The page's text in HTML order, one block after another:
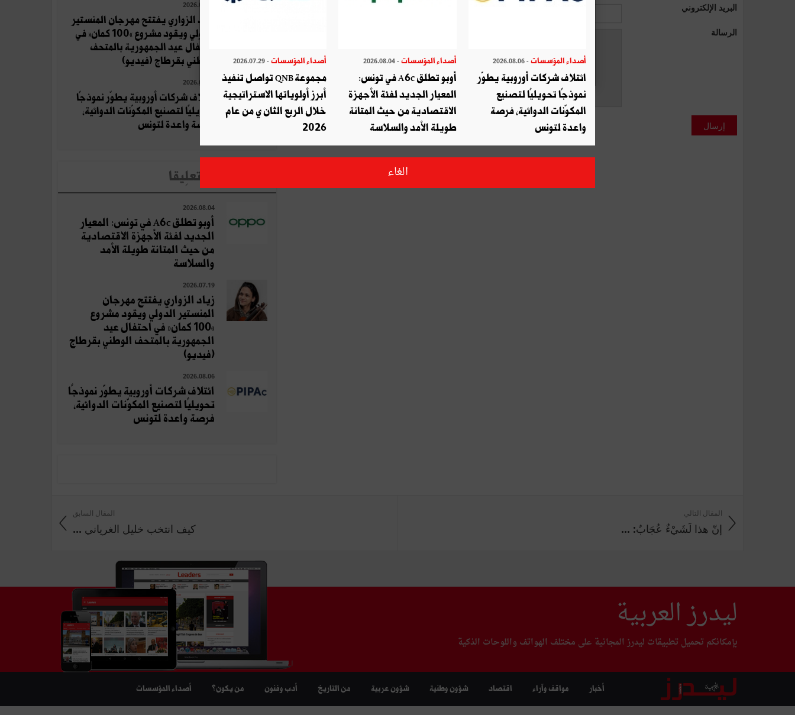
البريد الإلكتروني
الرسالة
إرسال
2026.07.19
زياد الزواري يفتتح مهرجان المنستير
الدولي ويقود مشروع «100 كمان» في
احتفال عيد الجمهورية بالمتحف
الوطني بقرطاج (فيديو)
2026.08.06
ائتلاف شركات أوروبية يطوّر نموذجًا
تحويليًا لتصنيع المكوّنات الدوائية،
فرصة واعدة لتونس
الأخبار الأكثر تعلِيقا
2026.08.04
أوبو تطلق A6c في تونس: المعيار
الجديد لفئة الأجهزة الاقتصادية
من حيث المتانة طويلة الأمد
والسلاسة
2026.07.19
زياد الزواري يفتتح مهرجان
المنستير الدولي ويقود مشروع
«100 كمان» في احتفال عيد
الجمهورية بالمتحف الوطني بقرطاج
(فيديو)
2026.08.06
ائتلاف شركات أوروبية يطوّر نموذجًا
تحويليًا لتصنيع المكوّنات الدوائية،
فرصة واعدة لتونس
المقال السابق
كيف انتخب خليل الغرياني ...
المقال التالي
إنّ هذا لَشَيْءٌ عُجَابٌ: ...
ليدرز العربية
بإمكانكم تحميل تطبيقات ليدرز المجانية على مختلف الهواتف واللوحات الذكية
أخبار مواقف وآراء اقتصاد شؤون وطنية شؤون عربية من التاريخ أدب وفنون من يكون؟ أصداء المؤسسات
أصداء المؤسسات - 2026.08.06
ائتلاف شركات أوروبية يطوّر
نموذجًا تحويليًا لتصنيع
المكوّنات الدوائية، فرصة
واعدة لتونس
أصداء المؤسسات - 2026.08.04
أوبو تطلق A6c في تونس:
المعيار الجديد لفئة الأجهزة
الاقتصادية من حيث المتانة
طويلة الأمد والسلاسة
أصداء المؤسسات- 2026.07.29
مجموعة QNB تواصل تنفيذ
أبرز أولوياتها الاستراتيجية
خلال الربع الثان ي من عام
2026
الغاء